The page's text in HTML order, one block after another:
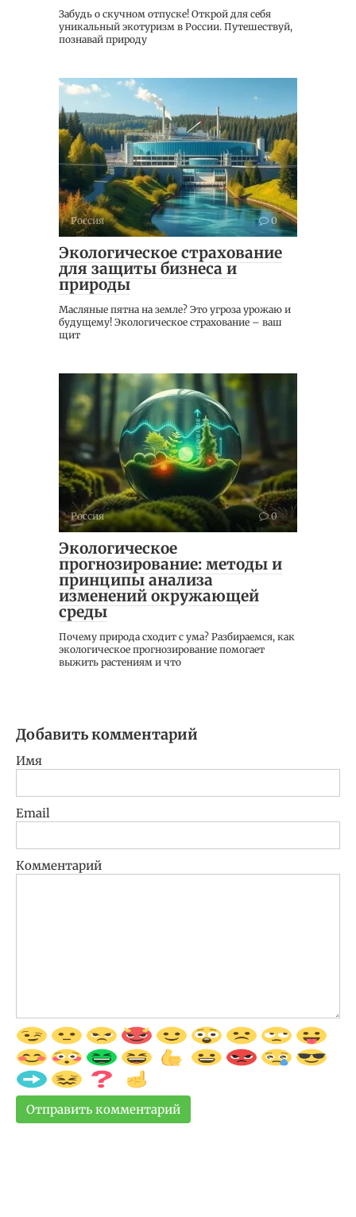
Забудь о скучном отпуске! Открой для себя
уникальный экотуризм в России. Путешествуй,
познавай природу
Россия 0
Экологическое страхование
для защиты бизнеса и
природы
Масляные пятна на земле? Это угроза урожаю и
будущему! Экологическое страхование – ваш
щит
Россия 0
Экологическое
прогнозирование: методы и
принципы анализа
изменений окружающей
среды
Почему природа сходит с ума? Разбираемся, как
экологическое прогнозирование помогает
выжить растениям и что
Добавить комментарий
Имя
Email
Комментарий